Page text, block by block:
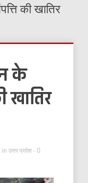
की खातिर
के
खातिर
in उत्तर प्रदेश - 0